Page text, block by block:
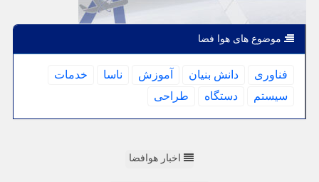
موضوع های هوا فضا
فناوری دانش بنیان آموزش ناسا
خدمات
سیستم
دستگاه طراحی
اخبار هوافضا